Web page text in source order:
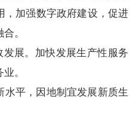
，加强数字政府建设，促进
。
展。加快发展生产性服务
。
水平，因地制宜发展新质生